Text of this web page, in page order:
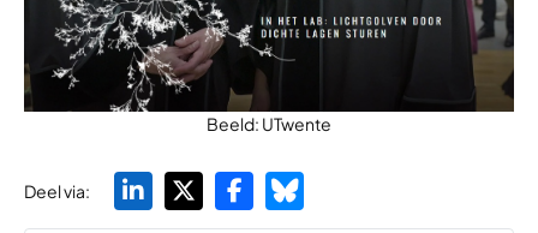
Beeld: UTwente
Deel via: